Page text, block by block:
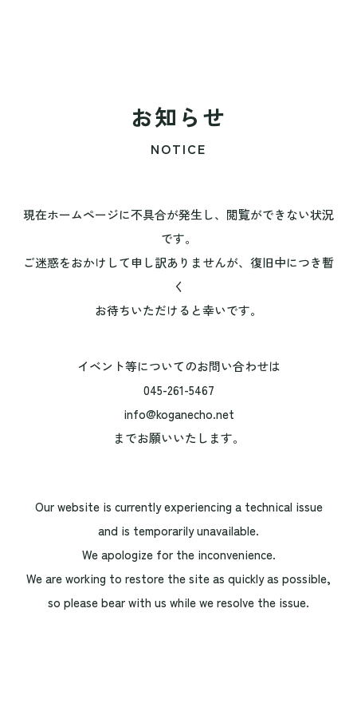
お知らせ
NOTICE
現在ホームページに不具合が発生し、閲覧ができない状況
です。
ご迷惑をおかけして申し訳ありませんが、復旧中につき暫
く
お待ちいただけると幸いです。
イベント等についてのお問い合わせは
045-261-5467
info@koganecho.net
までお願いいたします。
Our website is currently experiencing a technical issue
and is temporarily unavailable.
We apologize for the inconvenience.
We are working to restore the site as quickly as possible,
so please bear with us while we resolve the issue.